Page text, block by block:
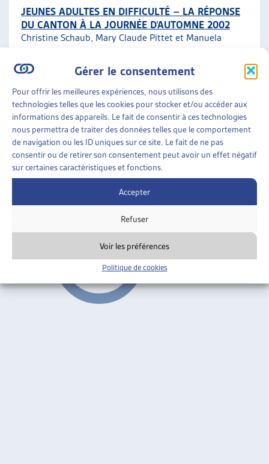
Gérer le consentement
Pour offrir les meilleures expériences, nous utilisons des
technologies telles que les cookies pour stocker et/ou accéder aux
informations des appareils. Le fait de consentir à ces technologies
nous permettra de traiter des données telles que le comportement
de navigation ou les ID uniques sur ce site. Le fait de ne pas
consentir ou de retirer son consentement peut avoir un effet négatif
sur certaines caractéristiques et fonctions.
Accepter
Refuser
Voir les préférences
Politique de cookies
JEUNES ADULTES EN DIFFICULTÉ – LA RÉPONSE
DU CANTON À LA JOURNÉE D’AUTOMNE 2002
Christine Schaub, Mary Claude Pittet et Manuela
INSERTION »JEUNES ADULTES»VAUD
LES ÉTUDES VAUDOISES
ARTIASinfo, oct. 2002